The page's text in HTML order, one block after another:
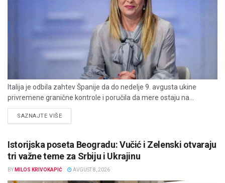
Italija je odbila zahtev Španije da do nedelje 9. avgusta ukine
privremene granične kontrole i poručila da mere ostaju na...
SAZNAJTE VIŠEDETAILS
Istorijska poseta Beogradu: Vučić i Zelenski otvaraju
tri važne teme za Srbiju i Ukrajinu
BY MILOS KRIVOKAPIĆ AVGUST 8, 2026